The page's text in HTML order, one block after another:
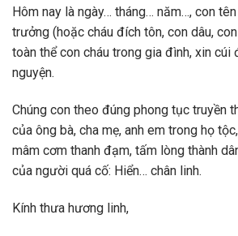
Hôm nay là ngày… tháng… năm…, con
trưởng (hoặc cháu đích tôn, con dâu,
toàn thể con cháu trong gia đình, xin cúi
nguyện.
Chúng con theo đúng phong tục truyền
của ông bà, cha mẹ, anh em trong họ
mâm cơm thanh đạm, tấm lòng thành
của người quá cố: Hiển… chân linh.
Kính thưa hương linh,